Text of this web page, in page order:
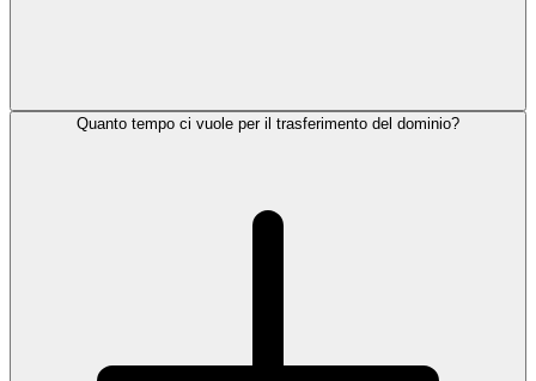
Quanto tempo ci vuole per il trasferimento del dominio?